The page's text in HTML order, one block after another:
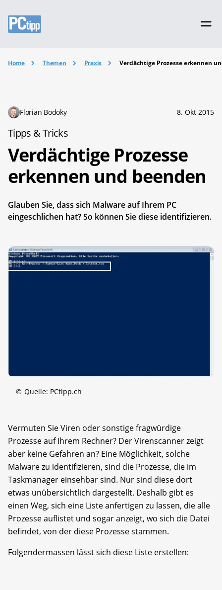
Home Themen Praxis Verdächtige Prozesse erkennen
Florian Bodoky 8. Okt 2015
Tipps & Tricks
Verdächtige Prozesse
erkennen und beenden
Glauben Sie, dass sich Malware auf Ihrem PC
eingeschlichen hat? So können Sie diese identifizieren.
© Quelle: PCtipp.ch
Vermuten Sie Viren oder sonstige fragwürdige
Prozesse auf Ihrem Rechner? Der Virenscanner zeigt
aber keine Gefahren an? Eine Möglichkeit, solche
Malware zu identifizieren, sind die Prozesse, die im
Taskmanager einsehbar sind. Nur sind diese dort
etwas unübersichtlich dargestellt. Deshalb gibt es
einen Weg, sich eine Liste anfertigen zu lassen, die alle
Prozesse auflistet und sogar anzeigt, wo sich die Datei
befindet, von der diese Prozesse stammen.
Folgendermassen lässt sich diese Liste erstellen: